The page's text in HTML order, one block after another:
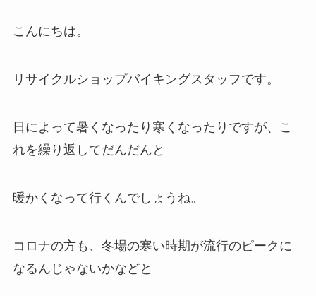
こんにちは。
リサイクルショップバイキングスタッフです。
日によって暑くなったり寒くなったりですが、こ
れを繰り返してだんだんと
暖かくなって行くんでしょうね。
コロナの方も、冬場の寒い時期が流行のピークに
なるんじゃないかなどと